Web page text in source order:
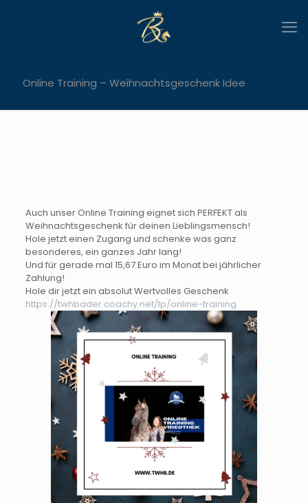
Online Training – Weihnachtsgeschenk Idee
Auch unser Online Training eignet sich PERFEKT als
Weihnachtsgeschenk für deinen Lieblingsmensch!
Hole jetzt einen Zugang und schenke was ganz
besonderes, ein ganzes Jahr lang!
Und für gerade mal 15,67 Euro im Monat bei jährlicher
Zahlung!
Hole dir jetzt ein absolut Wertvolles Geschenk
https://twhbader.coachy.net/lp/online-training